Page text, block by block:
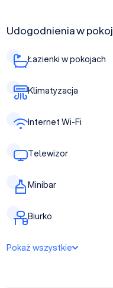
Udogodnienia w
Łazienki w pokojach
Klimatyzacja
Internet Wi-Fi
Telewizor
Minibar
Biurko
Pokaż wszystkie